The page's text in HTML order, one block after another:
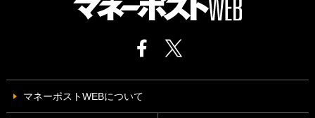
マネーポストWEBについて